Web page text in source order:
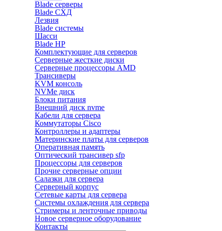
Blade серверы
Blade СХД
Лезвия
Blade системы
Шасси
Blade HP
Комплектующие для серверов
Серверные жесткие диски
Серверные процессоры AMD
Трансиверы
KVM консоль
NVMe диск
Блоки питания
Внешний диск nvme
Кабели для сервера
Коммутаторы Cisco
Контроллеры и адаптеры
Материнские платы для серверов
Оперативная память
Оптический трансивер sfp
Процессоры для серверов
Прочие серверные опции
Салазки для сервера
Серверный корпус
Сетевые карты для сервера
Системы охлаждения для сервера
Стримеры и ленточные приводы
Новое серверное оборудование
Контакты